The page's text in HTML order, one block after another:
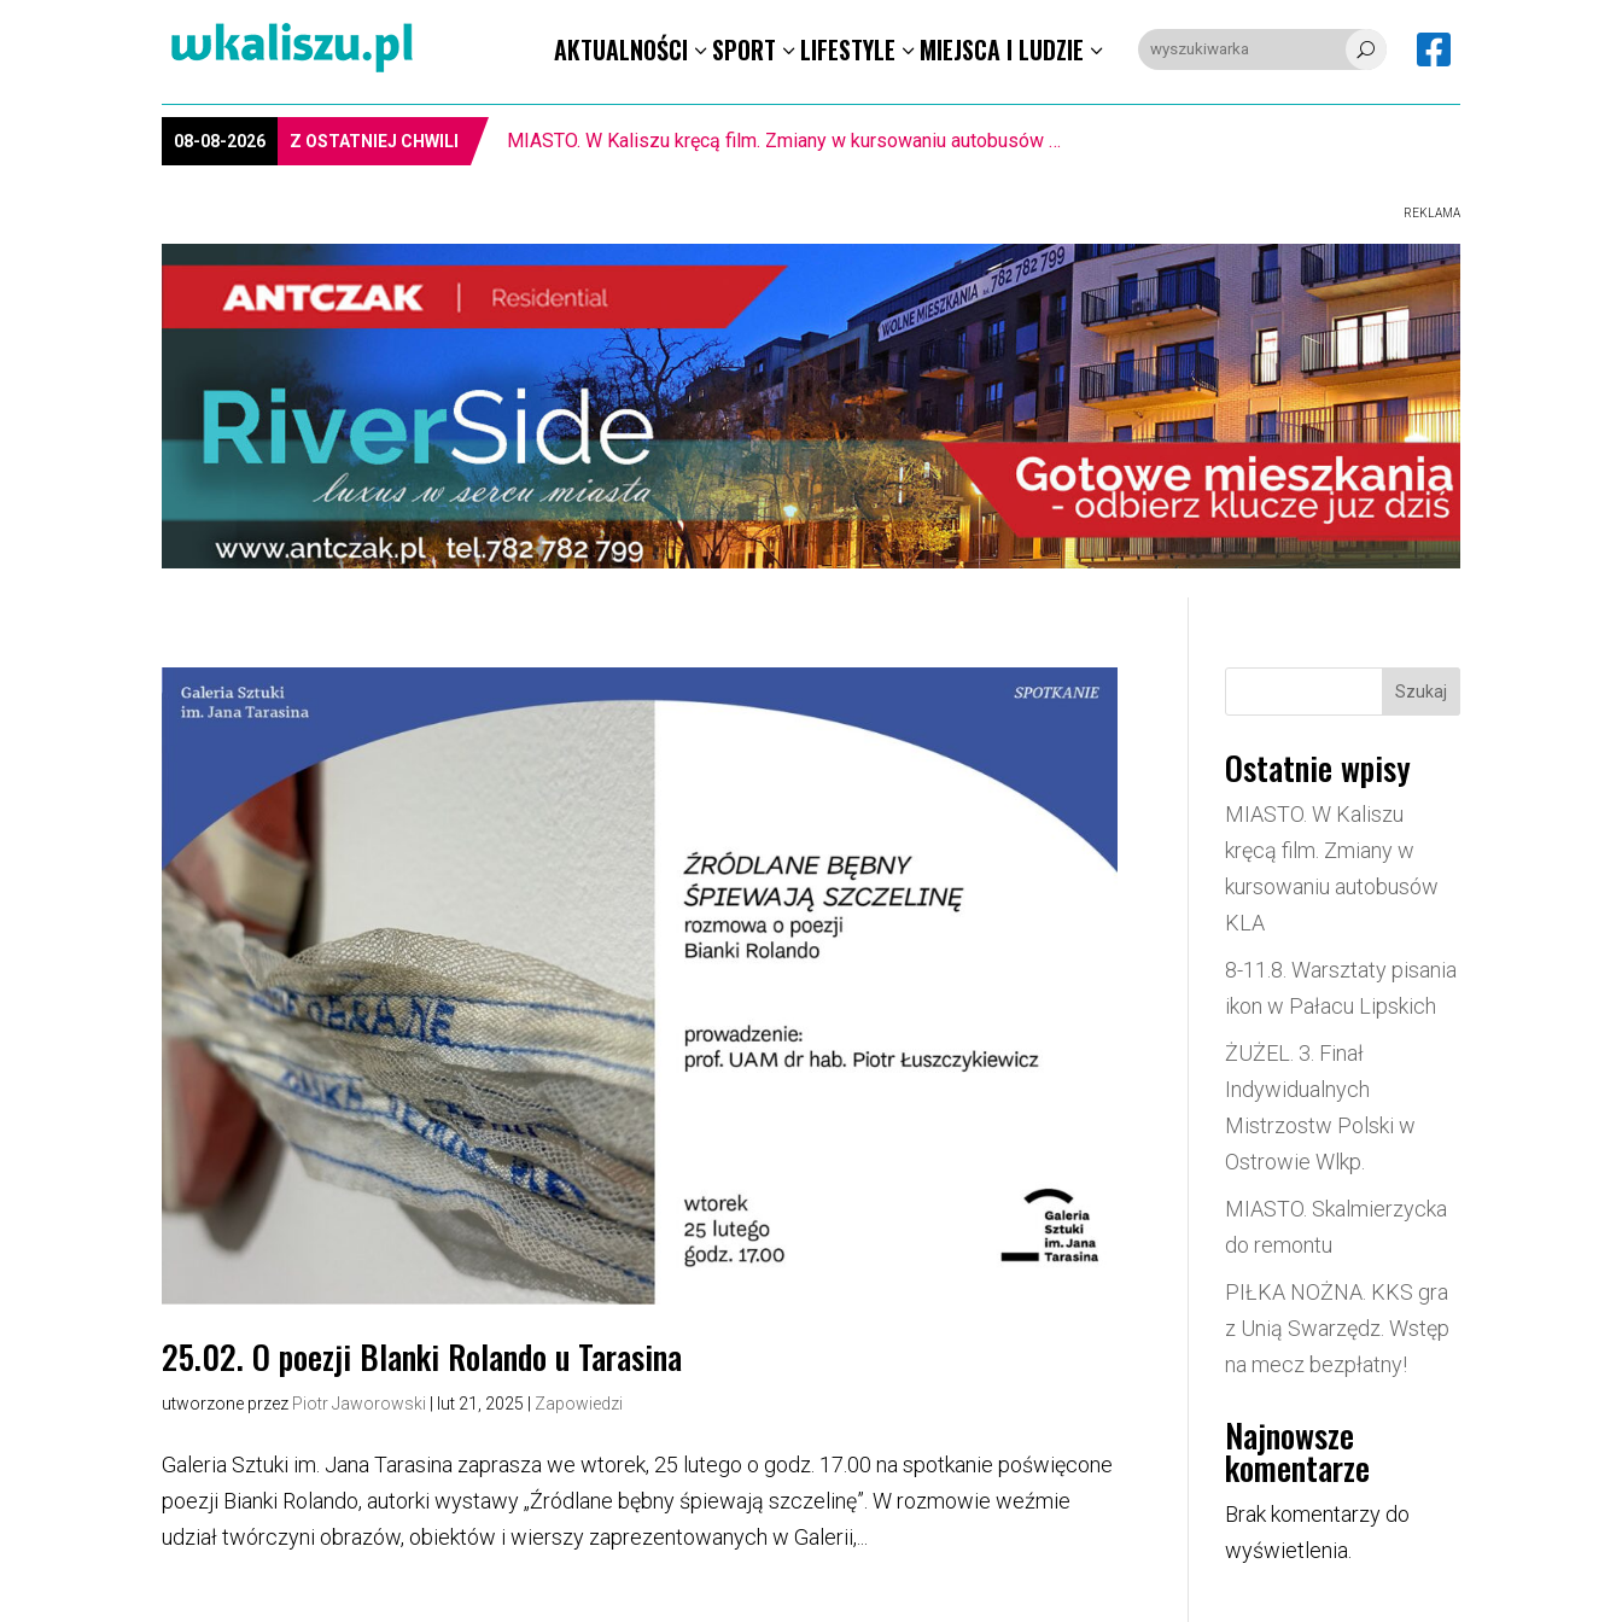
AKTUALNOŚCI SPORT LIFESTYLE MIEJSCA I LUDZIE U 
08-08-2026 Z OSTATNIEJ CHWILI 8-11.8. Warsztaty pisania ikon w Pałacu Lipskich
REKLAMA
25.02. O poezji Blanki Rolando u Tarasina
utworzone przez Piotr Jaworowski lut 21, 2025 Zapowiedzi
Galeria Sztuki im. Jana Tarasina zaprasza we wtorek, 25 lutego o godz. 17.00 na spotkanie poświęcone
poezji Bianki Rolando, autorki wystawy „Źródlane bębny śpiewają szczelinę”. W rozmowie weźmie
udział twórczyni obrazów, obiektów i wierszy zaprezentowanych w Galerii,...
Szukaj
Ostatnie wpisy
MIASTO. W Kaliszu
kręcą film. Zmiany w
kursowaniu autobusów
KLA
8-11.8. Warsztaty pisania
ikon w Pałacu Lipskich
ŻUŻEL. 3. Finał
Indywidualnych
Mistrzostw Polski w
Ostrowie Wlkp.
MIASTO. Skalmierzycka
do remontu
PIŁKA NOŻNA. KKS gra
z Unią Swarzędz. Wstęp
na mecz bezpłatny!
Najnowsze
komentarze
Brak komentarzy do
wyświetlenia.